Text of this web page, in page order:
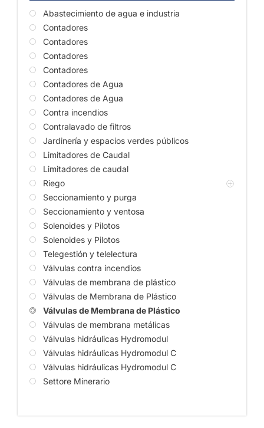
Abastecimiento de agua e industria
Contadores
Contadores
Contadores
Contadores
Contadores de Agua
Contadores de Agua
Contra incendios
Contralavado de filtros
Jardinería y espacios verdes públicos
Limitadores de Caudal
Limitadores de caudal
Riego
Seccionamiento y purga
Seccionamiento y ventosa
Solenoides y Pilotos
Solenoides y Pilotos
Telegestión y telelectura
Válvulas contra incendios
Válvulas de membrana de plástico
Válvulas de Membrana de Plástico
Válvulas de Membrana de Plástico
Válvulas de membrana metálicas
Válvulas hidráulicas Hydromodul
Válvulas hidráulicas Hydromodul C
Válvulas hidráulicas Hydromodul C
Settore Minerario